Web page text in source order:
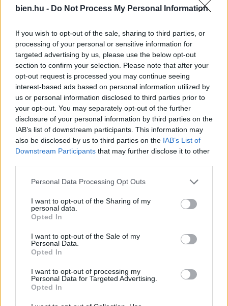
bien.hu - Do Not Process My Personal Information
If you wish to opt-out of the sale, sharing to third parties, or
processing of your personal or sensitive information for
targeted advertising by us, please use the below opt-out
section to confirm your selection. Please note that after your
opt-out request is processed you may continue seeing
interest-based ads based on personal information utilized by
us or personal information disclosed to third parties prior to
your opt-out. You may separately opt-out of the further
disclosure of your personal information by third parties on the
IAB’s list of downstream participants. This information may
also be disclosed by us to third parties on the IAB’s List of
Downstream Participants that may further disclose it to other
Please note that this website/app uses one or more Google
not limited to your visit or usage behaviour. You may click to
grant or deny consent to Google and its third-party tags to
use your data for below specified purposes in below Google
consent section.
Personal Data Processing Opt Outs
I want to opt-out of the Sharing of my
personal data.
Opted In
I want to opt-out of the Sale of my
Personal Data.
Opted In
I want to opt-out of processing my
Personal Data for Targeted Advertising.
Opted In
születésük pillanatában, már meg volt írva a
haláluk pillanata és ez kicsit sem tölti el őket
félelemmel, mivel tudják, hogy a lélek állandó
körforgásban él. Csak a test változik, minden
más örök. A mi életünkben a halál, viszont
félelmetes tény és nem szeretünk róla sokat
beszélni. Azonban abban a pillanatban, mikor
elfogadjuk az elmúlás tényét, minden jóra
fordulhat életünkben.
A cikk folytatódik, lapozz!
« 1/3 »
Ezeket olvassákmost